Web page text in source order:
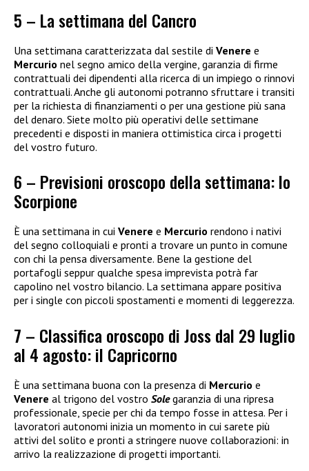
5 – La settimana del Cancro
Una settimana caratterizzata dal sestile di Venere e
Mercurio nel segno amico della vergine, garanzia di firme
contrattuali dei dipendenti alla ricerca di un impiego o rinnovi
contrattuali. Anche gli autonomi potranno sfruttare i transiti
per la richiesta di finanziamenti o per una gestione più sana
del denaro. Siete molto più operativi delle settimane
precedenti e disposti in maniera ottimistica circa i progetti
del vostro futuro.
6 – Previsioni oroscopo della settimana: lo
Scorpione
È una settimana in cui Venere e Mercurio rendono i nativi
del segno colloquiali e pronti a trovare un punto in comune
con chi la pensa diversamente. Bene la gestione del
portafogli seppur qualche spesa imprevista potrà far
capolino nel vostro bilancio. La settimana appare positiva
per i single con piccoli spostamenti e momenti di leggerezza.
7 – Classifica oroscopo di Joss dal 29 luglio
al 4 agosto: il Capricorno
È una settimana buona con la presenza di Mercurio e
Venere al trigono del vostro Solegaranzia di una ripresa
professionale, specie per chi da tempo fosse in attesa. Per i
lavoratori autonomi inizia un momento in cui sarete più
attivi del solito e pronti a stringere nuove collaborazioni: in
arrivo la realizzazione di progetti importanti.